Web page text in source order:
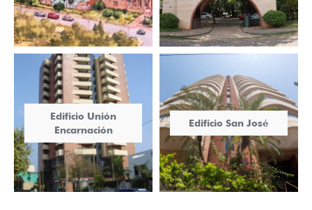
Edificio Unión
Encarnación
Edificio San José